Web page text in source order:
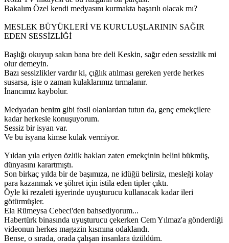
Bakalım Özel kendi medyasını kurmakta başarılı olacak mı?
MESLEK BÜYÜKLERİ VE KURULUŞLARININ SAĞIR
EDEN SESSİZLİĞİ
Başlığı okuyup sakın bana bre deli Keskin, sağır eden sessizlik mi
olur demeyin.
Bazı sessizlikler vardır ki, çığlık atılması gereken yerde herkes
susarsa, işte o zaman kulaklarımız tırmalanır.
İnancımız kaybolur.
Medyadan benim gibi fosil olanlardan tutun da, genç emekçilere
kadar herkesle konuşuyorum.
Sessiz bir isyan var.
Ve bu isyana kimse kulak vermiyor.
Yıldan yıla eriyen özlük hakları zaten emekçinin belini bükmüş,
dünyasını karartmıştı.
Son birkaç yılda bir de başımıza, ne idüğü belirsiz, mesleği kolay
para kazanmak ve şöhret için istila eden tipler çıktı.
Öyle ki rezaleti işyerinde uyuşturucu kullanacak kadar ileri
götürmüşler.
Ela Rümeysa Cebeci'den bahsediyorum...
Habertürk binasında uyuşturucu çekerken Cem Yılmaz'a gönderdiği
videonun herkes magazin kısmına odaklandı.
Bense, o sırada, orada çalışan insanlara üzüldüm.